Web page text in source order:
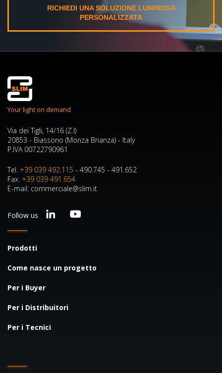
RICHIEDI UNA SOLUZIONE LUMINOSA
PERSONALIZZATA
Your light on demand
Via dei Tigli, 14/16 (Z.I)
20853 - Biassono (Monza Brianza) - Italy
P.IVA 00722790961
Tel. +39 039 492.115 - 490.745 - 491.652
Fax. +39 039 491.654
E-mail: commerciale@slim.it
Follow us
Prodotti
Come nasce un progetto
Per i Buyer
Per i Distribuitori
Per i Tecnici